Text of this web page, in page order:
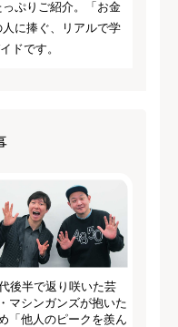
ぷりご紹介。「お金
に捧ぐ、リアルで学
ドです。
後半で返り咲いた芸
マシンガンズが抱いた
「他人のピークを羨ん